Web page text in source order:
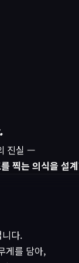
진실 —
찍는 의식을 설
다.
게를 담아,